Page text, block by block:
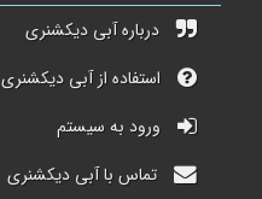
درباره آبی دیکشنری
استفاده از آبی دیکشنری
ورود به سیستم
تماس با آبی دیکشنری